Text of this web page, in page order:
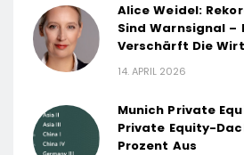
Alice Weidel:
Sind Warnsignal –
Verschärft Die
14. APRIL 2026
Munich Private
Private Equity-
Prozent Aus